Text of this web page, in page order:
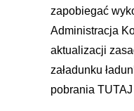
zapobiegać
Administracja
aktualizacji
załadunku
pobrania TUTAJ